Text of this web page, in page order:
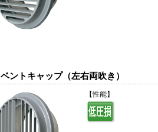
ベントキャップ（左右両吹き）
【性能】